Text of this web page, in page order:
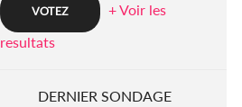
+ Voir les
resultats
DERNIER SONDAGE